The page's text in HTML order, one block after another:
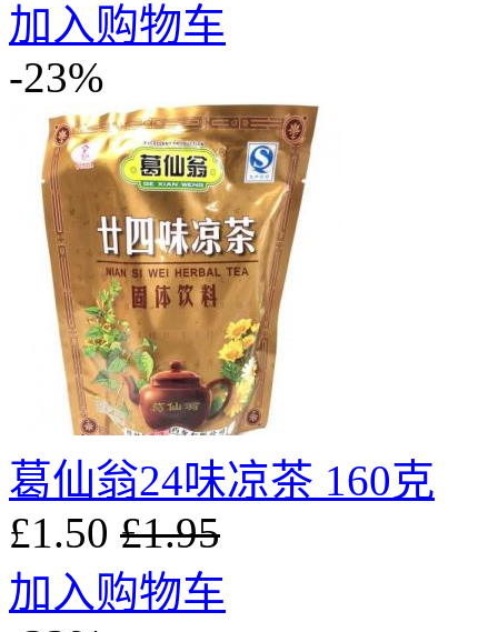
加入购物车
-23%
葛仙翁24味凉茶 160克
£1.50 £1.95
加入购物车